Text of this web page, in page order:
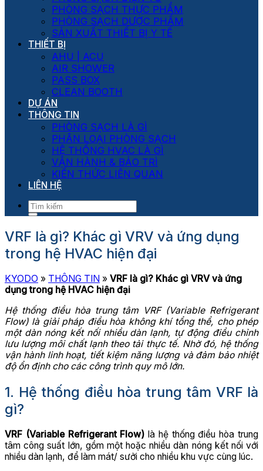
PHÒNG SẠCH THỰC PHẨM
PHÒNG SẠCH DƯỢC PHẨM
SẢN XUẤT THIẾT BỊ Y TẾ
THIẾT BỊ
AHU | ACU
AIR SHOWER
PASS BOX
CLEAN BOOTH
DỰ ÁN
THÔNG TIN
PHÒNG SẠCH LÀ GÌ
PHÂN LOẠI PHÒNG SẠCH
HỆ THỐNG HVAC LÀ GÌ
VẬN HÀNH & BẢO TRÌ
KIẾN THỨC LIÊN QUAN
LIÊN HỆ
VRF là gì? Khác gì VRV và ứng dụng
trong hệ HVAC hiện đại
KYODO » THÔNG TIN » VRF là gì? Khác gì VRV và ứng
dụng trong hệ HVAC hiện đại
Hệ thống điều hòa trung tâm VRF (Variable Refrigerant
Flow) là giải pháp điều hòa không khí tổng thể, cho phép
một dàn nóng kết nối nhiều dàn lạnh, tự động điều chỉnh
lưu lượng môi chất lạnh theo tải thực tế. Nhờ đó, hệ thống
vận hành linh hoạt, tiết kiệm năng lượng và đảm bảo nhiệt
độ ổn định cho các công trình quy mô lớn.
1. Hệ thống điều hòa trung tâm VRF là
gì?
VRF (Variable Refrigerant Flow) là hệ thống điều hòa trung
tâm công suất lớn, gồm một hoặc nhiều dàn nóng kết nối với
nhiều dàn lạnh, để làm mát/ sưởi cho nhiều khu vực cùng lúc.